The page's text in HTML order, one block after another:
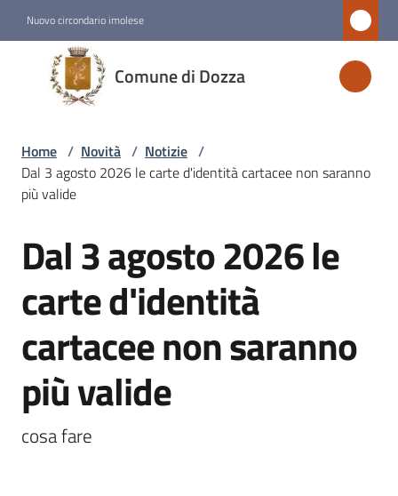
Nuovo circondario imolese
Comune di Dozza
Comune
di
Dozza
Amministrazione
Novità
Menu selezionato
Servizi
Vivere
Dozza
Home / Novità / Notizie /
Dal 3 agosto 2026 le carte d'identità cartacee non saranno
più valide
Salta al contenuto
Dal 3 agosto 2026 le
carte d'identità
cartacee non saranno
più valide
cosa fare